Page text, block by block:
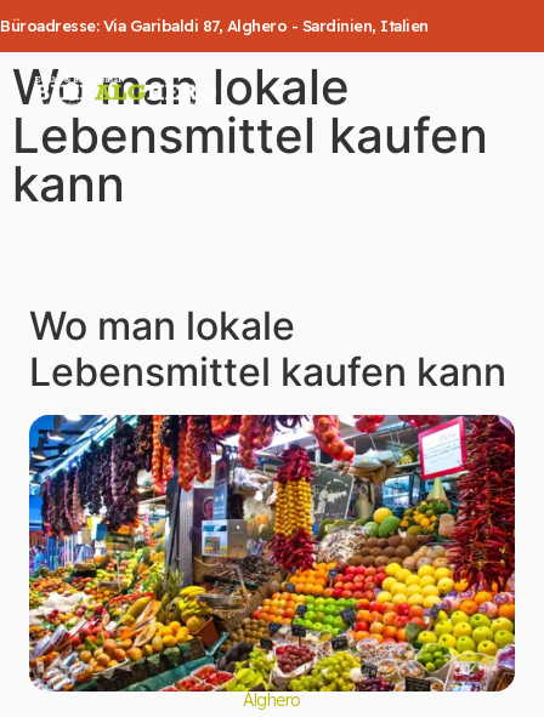
Büroadresse: Via Garibaldi 87, Alghero - Sardinien, Italien
Wo man lokale
Lebensmittel kaufen
kann
Wo man lokale
Lebensmittel kaufen kann
Alghero